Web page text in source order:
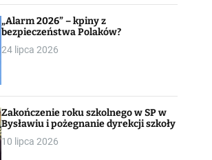
„Alarm 2026” – kpiny z
bezpieczeństwa Polaków?
24 lipca 2026
Zakończenie roku szkolnego w SP w
Bysławiu i pożegnanie dyrekcji szkoły
10 lipca 2026